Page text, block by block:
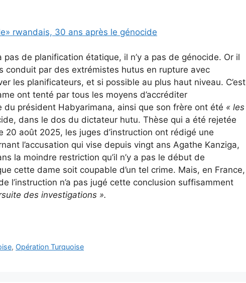
rwandais, 30 ans après le génocide
pas de planification étatique, il n’y a pas de génocide. Or il
conduit par des extrémistes hutus en rupture avec
les planificateurs, et si possible au plus haut niveau. C’est
ont tenté par tous les moyens d’accréditer
du président Habyarimana, ainsi que son frère ont été « les
dans le dos du dictateur hutu. Thèse qui a été rejetée
20 août 2025, les juges d’instruction ont rédigé une
l’accusation qui vise depuis vingt ans Agathe Kanziga,
la moindre restriction qu’il n’y a pas le début de
cette dame soit coupable d’un tel crime. Mais, en France,
l’instruction n’a pas jugé cette conclusion suffisamment
des investigations ».
, Opération Turquoise